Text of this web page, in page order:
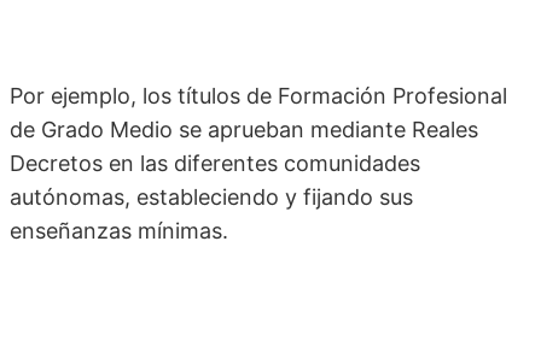
Por ejemplo, los títulos de Formación Profesional
de Grado Medio se aprueban mediante Reales
Decretos en las diferentes comunidades
autónomas, estableciendo y fijando sus
enseñanzas mínimas.